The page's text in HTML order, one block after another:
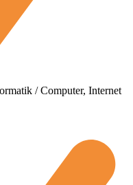
/ Computer, Internet